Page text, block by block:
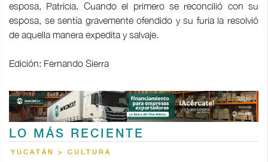
esposa, Patricia. Cuando el primero se reconcilió con su
esposa, se sentía gravemente ofendido y su furia la resolvió
de aquella manera expedita y salvaje.
Edición: Fernando Sierra
LO MÁS RECIENTE
YUCATÁN > CULTURA